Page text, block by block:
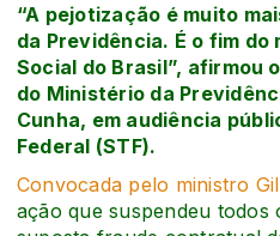
“A pejotização é muito
da Previdência. É o fim do
Social do Brasil”,
do Ministério da
Cunha, em audiência
Federal (STF).
Convocada pelo ministro
ação que suspendeu todos